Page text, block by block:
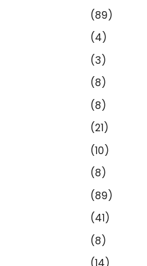
(89)
(4)
(3)
(8)
(8)
(21)
(10)
(8)
(89)
(41)
(8)
(14)